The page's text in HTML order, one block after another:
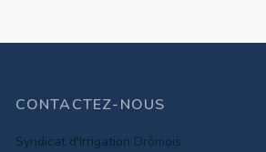
CONTACTEZ-NOUS
Syndicat d'Irrigation Drômois